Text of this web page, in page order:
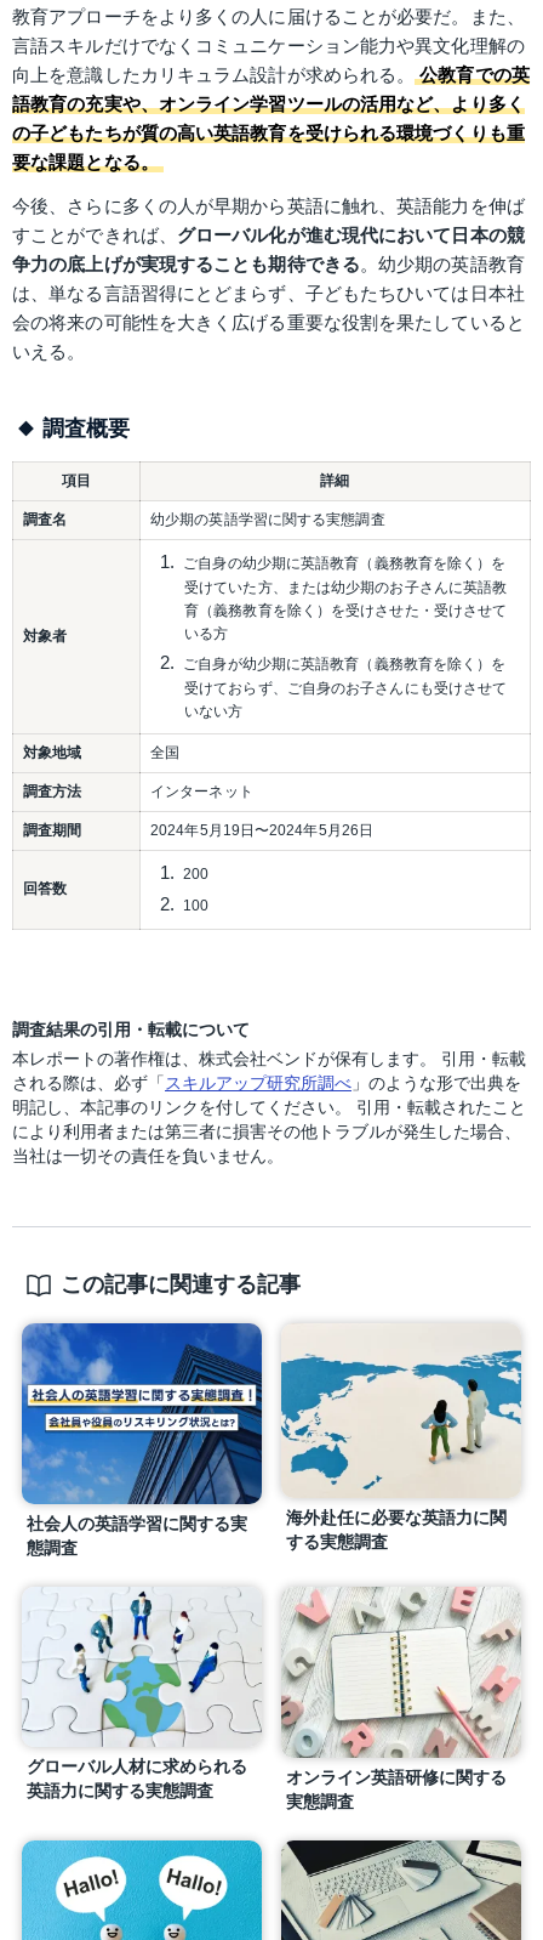
教育アプローチをより多くの人に届けることが必要だ。また、
言語スキルだけでなくコミュニケーション能力や異文化理解の
向上を意識したカリキュラム設計が求められる。 公教育での英
語教育の充実や、オンライン学習ツールの活用など、より多く
の子どもたちが質の高い英語教育を受けられる環境づくりも重
要な課題となる。
今後、さらに多くの人が早期から英語に触れ、英語能力を伸ば
すことができれば、 グローバル化が進む現代において日本の競
争力の底上げが実現することも期待できる。幼少期の英語教育
は、単なる言語習得にとどまらず、子どもたちひいては日本社
会の将来の可能性を大きく広げる重要な役割を果たしていると
いえる。
調査概要
項目 詳細
調査名 幼少期の英語学習に関する実態調査
対象者
ご自身の幼少期に英語教育（義務教育を除く）を
受けていた方、または幼少期のお子さんに英語教
育（義務教育を除く）を受けさせた・受けさせて
いる方
ご自身が幼少期に英語教育（義務教育を除く）を
受けておらず、ご自身のお子さんにも受けさせて
いない方
対象地域 全国
調査方法 インターネット
調査期間 2024年5月19日〜2024年5月26日
回答数
200
100
調査結果の引用・転載について
本レポートの著作権は、株式会社ベンドが保有します。 引用・転載
される際は、必ず「スキルアップ研究所調べ 」のような形で出典を
明記し、本記事のリンクを付してください。 引用・転載されたこと
により利用者または第三者に損害その他トラブルが発生した場合、
当社は一切その責任を負いません。
この記事に関連する記事
社会人の英語学習に関する実
態調査
海外赴任に必要な英語力に関
する実態調査
グローバル人材に求められる
英語力に関する実態調査
オンライン英語研修に関する
実態調査